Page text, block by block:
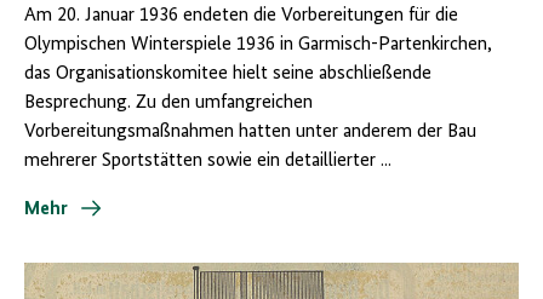
Am 20. Januar 1936 endeten die Vorbereitungen für die
Olympischen Winterspiele 1936 in Garmisch-Partenkirchen,
das Organisationskomitee hielt seine abschließende
Besprechung. Zu den umfangreichen
Vorbereitungsmaßnahmen hatten unter anderem der Bau
mehrerer Sportstätten sowie ein detaillierter ...
Mehr